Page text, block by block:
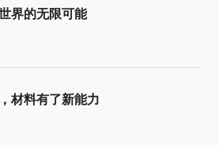
界的无限可能
材料有了新能力